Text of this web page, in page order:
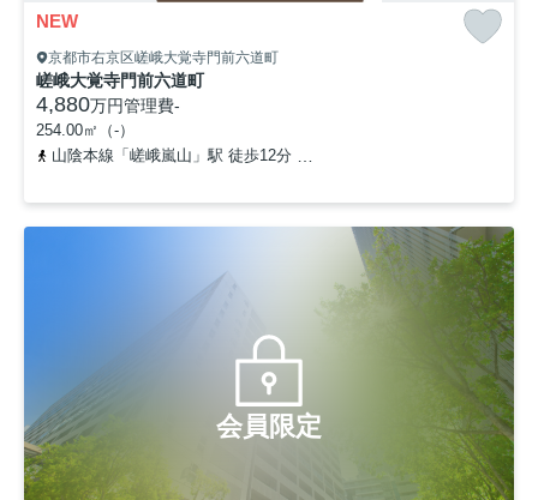
NEW
京都市右京区嵯峨大覚寺門前六道町
嵯峨大覚寺門前六道町
4,880万円管理費-
254.00㎡（-）
山陰本線「嵯峨嵐山」駅 徒歩12分
会員限定